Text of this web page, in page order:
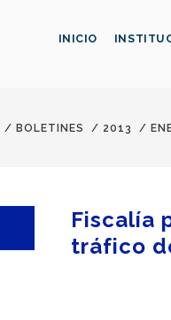
INICIO
/ BOLETINES / 2013 /
Fiscalía
tráfico